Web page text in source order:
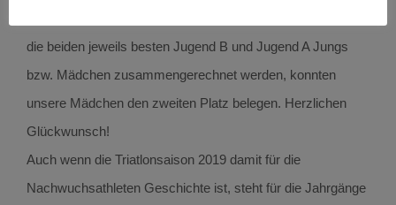
die beiden jeweils besten Jugend B und Jugend A Jungs
bzw. Mädchen zusammengerechnet werden, konnten
unsere Mädchen den zweiten Platz belegen. Herzlichen
Glückwunsch!
Auch wenn die Triatlonsaison 2019 damit für die
Nachwuchsathleten Geschichte ist, steht für die Jahrgänge